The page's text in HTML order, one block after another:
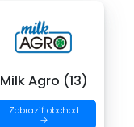
Milk Agro (13)
Zobraziť obchod
→